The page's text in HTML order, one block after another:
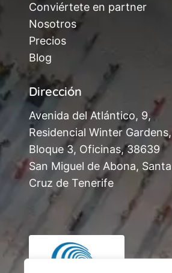
Conviértete en partner
Nosotros
Precios
Blog
Dirección
Avenida del Atlántico, 9,
Residencial Winter Gardens,
Bloque 3, Oficinas, 38639
San Miguel de Abona, Santa
Cruz de Tenerife